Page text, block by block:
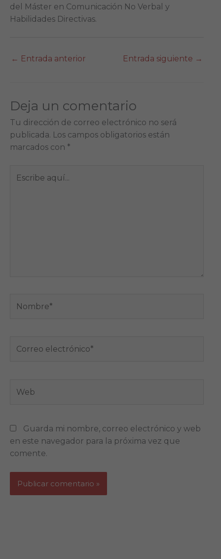
del Máster en Comunicación No Verbal y
Habilidades Directivas.
← Entrada anterior Entrada siguiente →
Deja un comentario
Tu dirección de correo electrónico no será
publicada. Los campos obligatorios están
marcados con *
aquí...
electrónico*
Guarda mi nombre, correo electrónico y web
en este navegador para la próxima vez que
comente.